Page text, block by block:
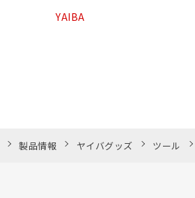
●マグネットの磁力でケースを合体
YAIBA
製品情報 ヤイバグッズ ツール